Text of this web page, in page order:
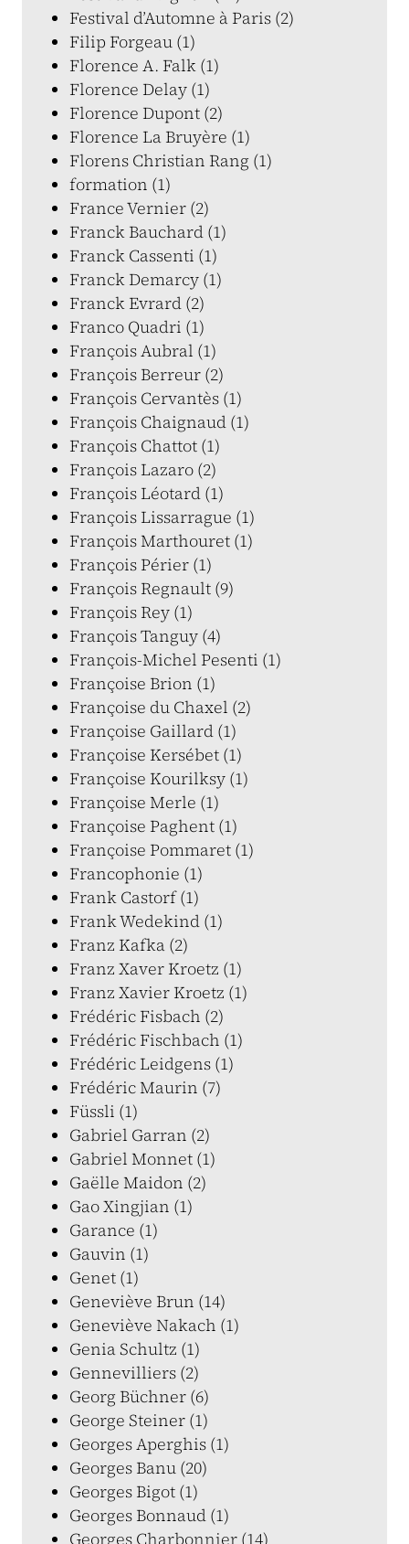
Festival d’Automne à Paris (2)
Filip Forgeau (1)
Florence A. Falk (1)
Florence Delay (1)
Florence Dupont (2)
Florence La Bruyère (1)
Florens Christian Rang (1)
formation (1)
France Vernier (2)
Franck Bauchard (1)
Franck Cassenti (1)
Franck Demarcy (1)
Franck Evrard (2)
Franco Quadri (1)
François Aubral (1)
François Berreur (2)
François Cervantès (1)
François Chaignaud (1)
François Chattot (1)
François Lazaro (2)
François Léotard (1)
François Lissarrague (1)
François Marthouret (1)
François Périer (1)
François Regnault (9)
François Rey (1)
François Tanguy (4)
François-Michel Pesenti (1)
Françoise Brion (1)
Françoise du Chaxel (2)
Françoise Gaillard (1)
Françoise Kersébet (1)
Françoise Kourilksy (1)
Françoise Merle (1)
Françoise Paghent (1)
Françoise Pommaret (1)
Francophonie (1)
Frank Castorf (1)
Frank Wedekind (1)
Franz Kafka (2)
Franz Xaver Kroetz (1)
Franz Xavier Kroetz (1)
Frédéric Fisbach (2)
Frédéric Fischbach (1)
Frédéric Leidgens (1)
Frédéric Maurin (7)
Füssli (1)
Gabriel Garran (2)
Gabriel Monnet (1)
Gaëlle Maidon (2)
Gao Xingjian (1)
Garance (1)
Gauvin (1)
Genet (1)
Geneviève Brun (14)
Geneviève Nakach (1)
Genia Schultz (1)
Gennevilliers (2)
Georg Büchner (6)
George Steiner (1)
Georges Aperghis (1)
Georges Banu (20)
Georges Bigot (1)
Georges Bonnaud (1)
Georges Charbonnier (14)